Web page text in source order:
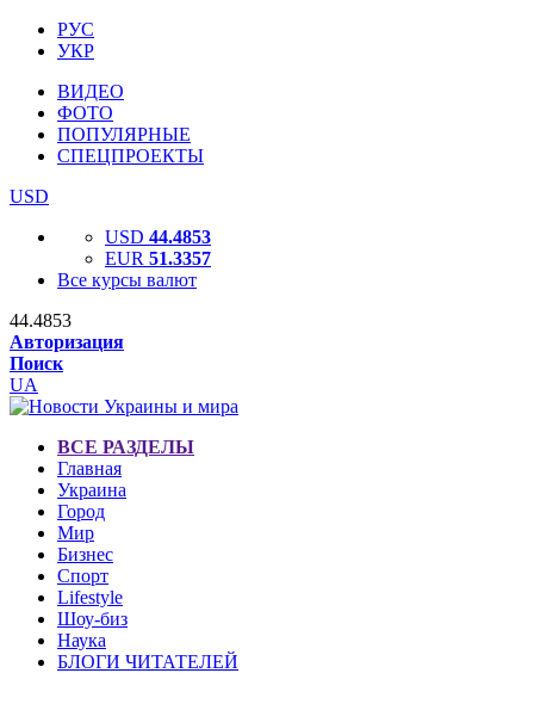
РУС
УКР
ВИДЕО
ФОТО
ПОПУЛЯРНЫЕ
СПЕЦПРОЕКТЫ
USD
USD 44.4853
EUR 51.3357
Все курсы валют
44.4853
Авторизация
Поиск
UA
ВСЕ РАЗДЕЛЫ
Главная
Украина
Город
Мир
Бизнес
Спорт
Lifestyle
Шоу-биз
Наука
БЛОГИ ЧИТАТЕЛЕЙ